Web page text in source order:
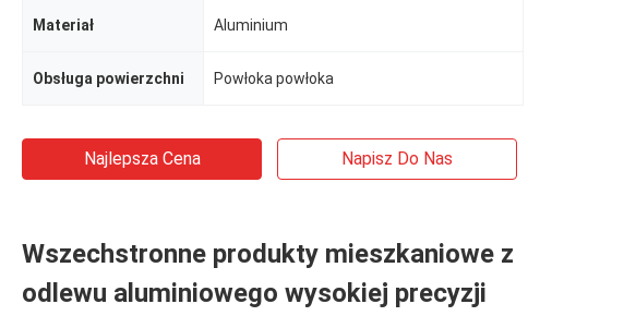
Materiał Aluminium
Obsługa powierzchni Powłoka powłoka
Najlepsza Cena Napisz Do Nas
Wszechstronne produkty mieszkaniowe z
odlewu aluminiowego wysokiej precyzji